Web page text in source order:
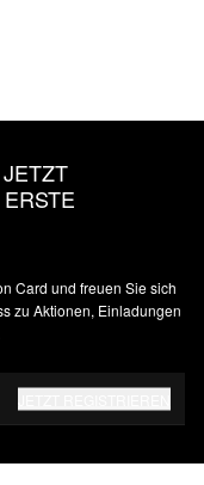
Card und freuen Sie sich
zu Aktionen, Einladungen